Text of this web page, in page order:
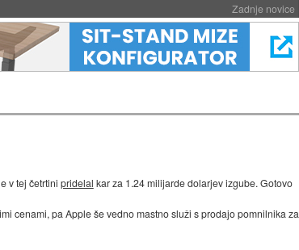
Zadnje novice
v tej četrtini pridelal kar za 1.24 milijarde dolarjev izgube. Gotovo
cenami, pa Apple še vedno mastno služi s prodajo pomnilnika za